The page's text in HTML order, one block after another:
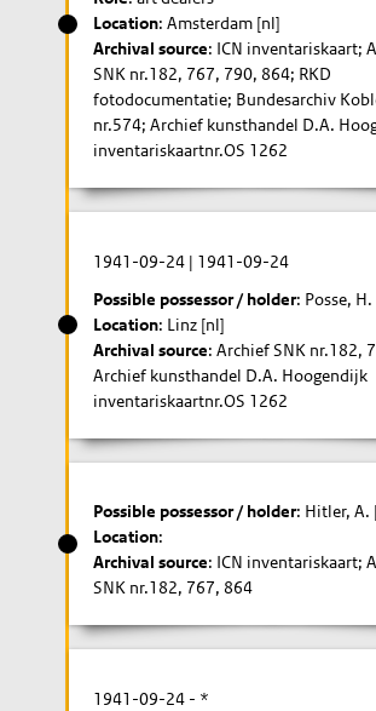
Location: Amsterdam [nl]
Archival source: ICN inventariskaart;
SNK nr.182, 767, 790, 864; RKD
fotodocumentatie; Bundesarchiv
nr.574; Archief kunsthandel D.A.
inventariskaartnr.OS 1262
1941-09-24 | 1941-09-24
Possible possessor / holder: Posse,
Location: Linz [nl]
Archival source: Archief SNK nr.182,
Archief kunsthandel D.A. Hoogendijk
inventariskaartnr.OS 1262
Possible possessor / holder: Hitler, A.
Location:
Archival source: ICN inventariskaart;
SNK nr.182, 767, 864
1941-09-24 - *